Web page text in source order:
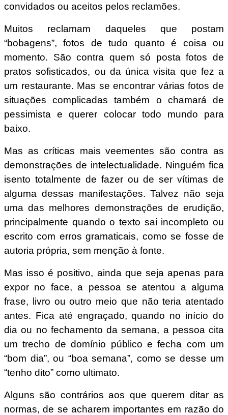
convidados ou aceitos pelos reclamões.
Muitos reclamam daqueles que postam
“bobagens”, fotos de tudo quanto é coisa ou
momento. São contra quem só posta fotos de
pratos sofisticados, ou da única visita que fez a
um restaurante. Mas se encontrar várias fotos de
situações complicadas também o chamará de
pessimista e querer colocar todo mundo para
baixo.
Mas as críticas mais veementes são contra as
demonstrações de intelectualidade. Ninguém fica
isento totalmente de fazer ou de ser vítimas de
alguma dessas manifestações. Talvez não seja
uma das melhores demonstrações de erudição,
principalmente quando o texto sai incompleto ou
escrito com erros gramaticais, como se fosse de
autoria própria, sem menção à fonte.
Mas isso é positivo, ainda que seja apenas para
expor no face, a pessoa se atentou a alguma
frase, livro ou outro meio que não teria atentado
antes. Fica até engraçado, quando no início do
dia ou no fechamento da semana, a pessoa cita
um trecho de domínio público e fecha com um
“bom dia”, ou “boa semana”, como se desse um
“tenho dito” como ultimato.
Alguns são contrários aos que querem ditar as
normas, de se acharem importantes em razão do